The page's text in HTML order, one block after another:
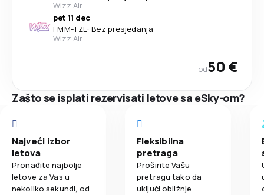
Wizz Air
pet 11 dec
FMM-TZL· Bez presjedanja
Wizz Air
od50 €
Zašto se isplati rezervisati letove sa eSky-om?
Najveći izbor
letova
Pronađite najbolje
letove za Vas u
nekoliko sekundi, od
Fleksibilna
pretraga
Proširite Vašu
pretragu tako da
uključi obližnje